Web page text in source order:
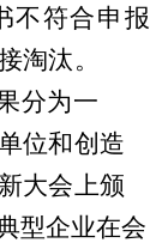
不符合申报
淘汰。
分为一
位和创造
大会上颁
型企业在会